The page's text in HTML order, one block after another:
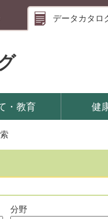
データカタロ
・教育 健
分野